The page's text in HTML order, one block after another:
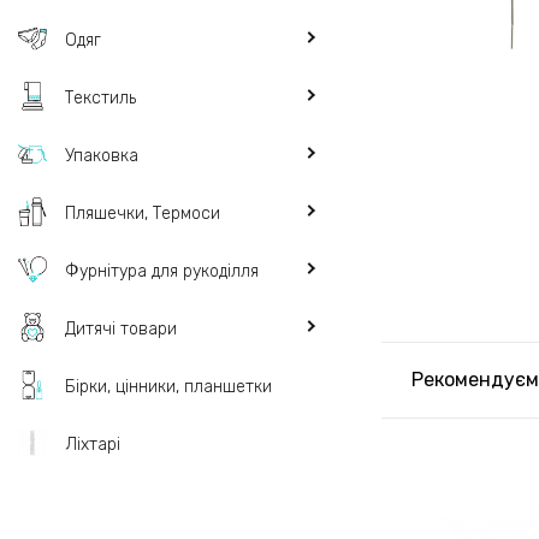
Одяг
Текстиль
Упаковка
Пляшечки, Термоси
Фурнітура для рукоділля
Дитячі товари
Бірки, цінники, планшетки
Ліхтарі